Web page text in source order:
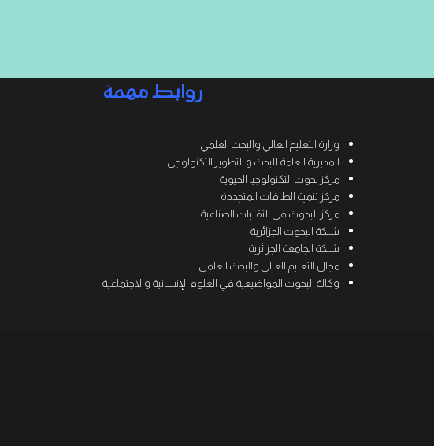
روابط مهمة
وزارة التعليم العالي والبحث العلمي
المديرية العامة للبحث و التطوير التكنولوجي
مركز بحوث التكنولوجيا الحيوية
مركز تنمية الطاقات المتجددة
مركز البحوث في التقنيات الصناعية
شبكة البحوث الجزائرية
شبكة الجامعة الجزائرية
مجال التعليم العالي والبحث العلمي
وكالة البحوث المواضيعية في العلوم الإنسانية والاجتماعية